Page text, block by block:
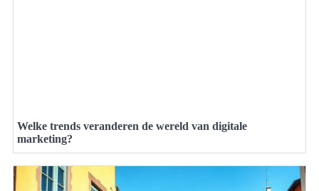
Welke trends veranderen de wereld van digitale
marketing?